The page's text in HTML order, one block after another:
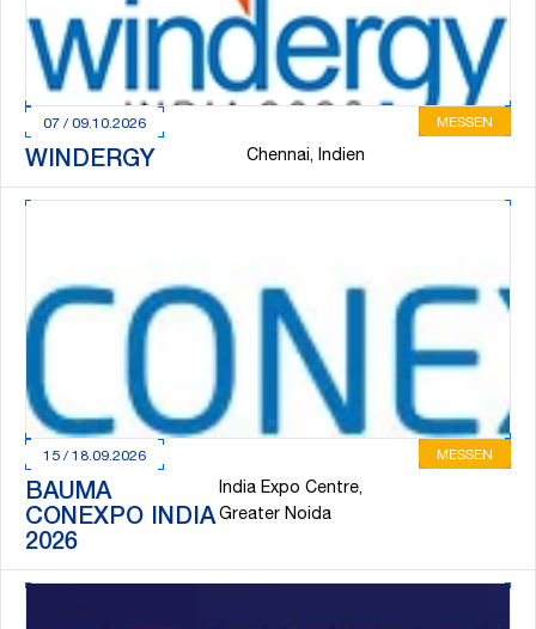
07 / 09.10.2026
WINDERGY Chennai, Indien
MESSEN
15 / 18.09.2026
BAUMA
CONEXPO INDIA
2026
India Expo Centre,
Greater Noida
MESSEN